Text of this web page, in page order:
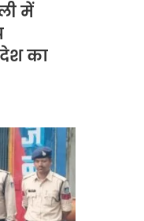
में
का